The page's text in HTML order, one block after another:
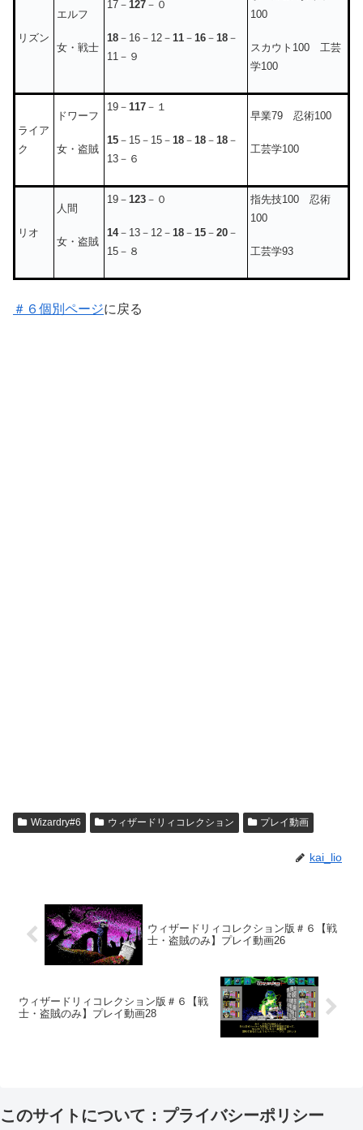
リズン
エルフ
女・戦士
17－ 127 －０
18 －16－12－ 11 － 16 － 18 －
11－９
100
スカウト100 工芸
学100
ライア
ク
ドワーフ
女・盗賊
19－ 117 －１
15 －15－15－ 18 － 18 － 18 －
13－６
早業79 忍術100
工芸学100
リオ
人間
女・盗賊
19－ 123 －０
14－13－12－ 18 － 15 － 20 －
15－８
指先技100 忍術
100
工芸学93
＃６個別ページに戻る
Wizardry#6 ウィザードリィコレクション プレイ動画
kai_lio
ウィザードリィコレクション版＃６【戦
士・盗賊のみ】プレイ動画26
ウィザードリィコレクション版＃６【戦
士・盗賊のみ】プレイ動画28
このサイトについて：プライバシーポリシー